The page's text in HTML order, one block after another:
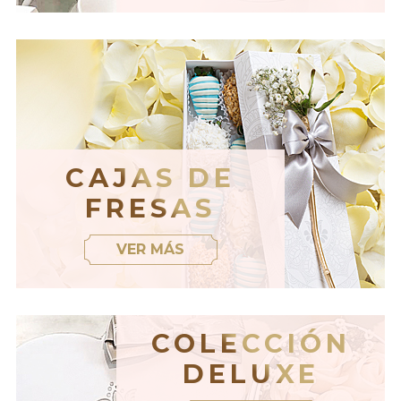
CAJAS DE
FRESAS
VER MÁS
COLECCIÓN
DELUXE